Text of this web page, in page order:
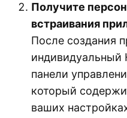
Получите
встраивания
После создания
индивидуальный
панели
который
ваших